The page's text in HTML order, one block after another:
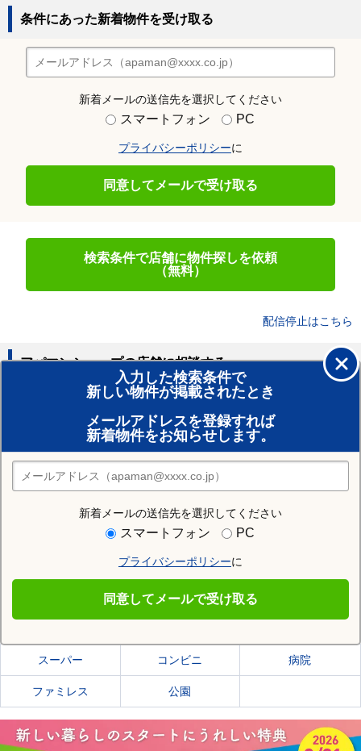
条件にあった新着物件を受け取る
新着メールの送信先を選択してください
スマートフォン PC
プライバシーポリシーに
同意してメールで受け取る
検索条件で店舗に物件探しを依頼
（無料）
配信停止はこちら
入力した検索条件で
新しい物件が掲載されたとき
メールアドレスを登録すれば
新着物件をお知らせします。
新着メールの送信先を選択してください
スマートフォン PC
プライバシーポリシーに
同意してメールで受け取る
アパマンショップの店舗に相談する
賃貸のプロがお部屋探し！
おまかせ物件リクエスト
住みたい街の店舗を探す
店舗検索
住む街研究所で高知市の情報を見る
高知市の施設一覧
スーパー コンビニ 病院
ファミレス 公園